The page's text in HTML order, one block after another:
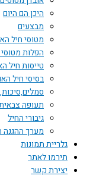
היכן הם היום
מבצעים
מטוסי חיל האויר
הפלות מטוסי אוייב
טייסות חיל האויר
בסיסי חיל האויר
סמלים,סיכות,
תעופה צבאית
גיבורי החיל
מערך ההגנה
גלריית תמונות
תירמו לאתר
יצירת קשר